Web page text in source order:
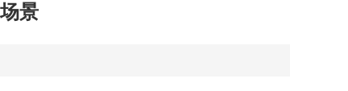
景